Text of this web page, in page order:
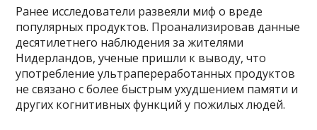
Ранее исследователи развеяли миф о вреде
популярных продуктов. Проанализировав данные
десятилетнего наблюдения за жителями
Нидерландов, ученые пришли к выводу, что
употребление ультрапереработанных продуктов
не связано с более быстрым ухудшением памяти и
других когнитивных функций у пожилых людей.